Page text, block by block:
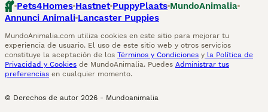
Pets4Homes Hastnet PuppyPlaats MundoAnimalia
Annunci Animali Lancaster Puppies
MundoAnimalia.com utiliza cookies en este sitio para mejorar tu
experiencia de usuario. El uso de este sitio web y otros servicios
constituye la aceptación de los Términos y Condiciones y la Política de
Privacidad y Cookies de MundoAnimalia. Puedes Administrar tus
preferencias en cualquier momento.
© Derechos de autor 2026 - Mundoanimalia